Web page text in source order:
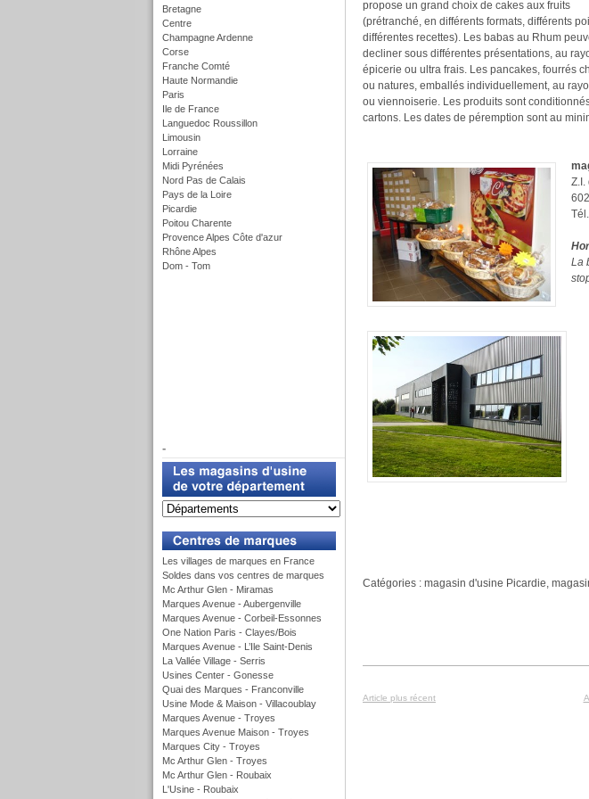
Bretagne
Centre
Champagne Ardenne
Corse
Franche Comté
Haute Normandie
Paris
Ile de France
Languedoc Roussillon
Limousin
Lorraine
Midi Pyrénées
Nord Pas de Calais
Pays de la Loire
Picardie
Poitou Charente
Provence Alpes Côte d'azur
Rhône Alpes
Dom - Tom
-
Les villages de marques en France
Soldes dans vos centres de marques
Mc Arthur Glen - Miramas
Marques Avenue - Aubergenville
Marques Avenue - Corbeil-Essonnes
One Nation Paris - Clayes/Bois
Marques Avenue - L’Ile Saint-Denis
La Vallée Village - Serris
Usines Center - Gonesse
Quai des Marques - Franconville
Usine Mode & Maison - Villacoublay
Marques Avenue - Troyes
Marques Avenue Maison - Troyes
Marques City - Troyes
Mc Arthur Glen - Troyes
Mc Arthur Glen - Roubaix
L'Usine - Roubaix
propose un grand choix de cakes aux fruits
(prétranché, en différents formats, différents
différentes recettes). Les babas au Rhum
decliner sous différentes présentations, au
épicerie ou ultra frais. Les pancakes, fourrés
ou natures, emballés individuellement, au
ou viennoiserie. Les produits sont
cartons. Les dates de péremption sont au
Z.I.
La
Catégories : magasin d'usine Picardie,
Article plus récent